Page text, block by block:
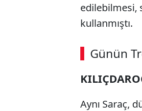
edilebilmesi,
kullanmıştı.
Günün
Aynı Saraç,